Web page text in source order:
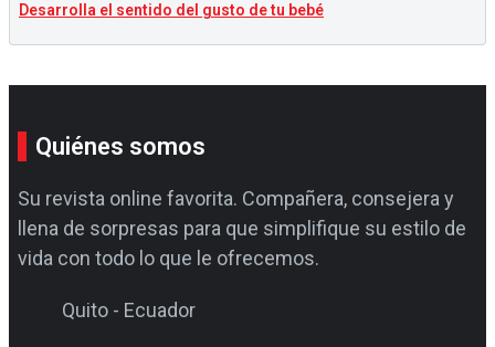
Desarrolla el sentido del gusto de tu bebé
Quiénes somos
Su revista online favorita. Compañera, consejera y
llena de sorpresas para que simplifique su estilo de
vida con todo lo que le ofrecemos.
Quito - Ecuador